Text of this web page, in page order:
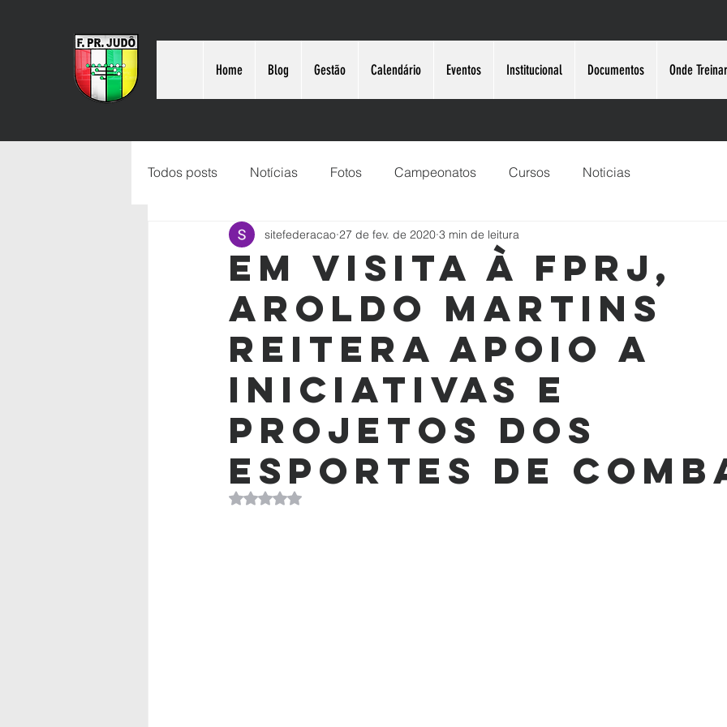
Home Blog Gestão Calendário Eventos Institucional Documentos Onde Treinar
Todos posts Notícias Fotos Campeonatos Cursos Noticias
Em visita à FPrJ,
Aroldo Martins
reitera apoio a
iniciativas e
projetos dos
esportes de
sitefederacao 27 de fev. de 2020 3 min de leitura
Avaliado com NaN de 5 estrelas.